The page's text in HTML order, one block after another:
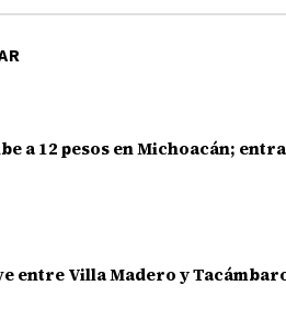
a 12 pesos en Michoacán;
entre Villa Madero y